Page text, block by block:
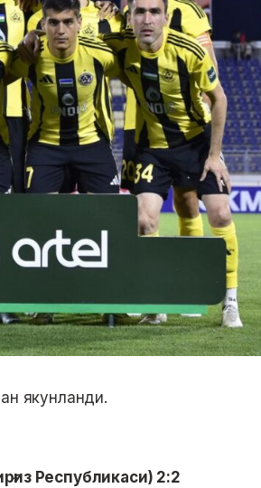
якунланди.
Республикаси) 2:2